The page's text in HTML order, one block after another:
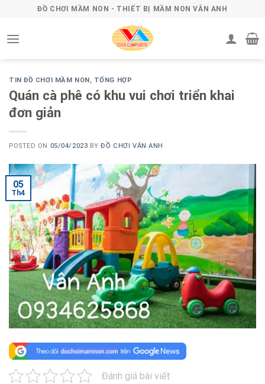
content
ĐỒ CHƠI MẦM NON - THIẾT BỊ MẦM NON VÂN ANH
TIN ĐỒ CHƠI MẦM NON, TỔNG HỢP
Quán cà phê có khu vui chơi triển khai
đơn giản
POSTED ON 05/04/2023 BYĐỒ CHƠI VÂN ANH
05
Th4
Đánh giá bài viết